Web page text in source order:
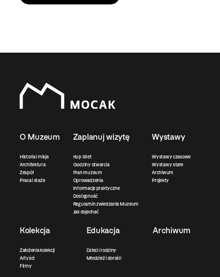
O Muzeum
Historia i misja
Architektura
Zespół
Praca i staże
Zaplanuj wizytę
Kup bilet
Godziny otwarcia
Plan muzeum
Oprowadzenia
Informacje praktyczne
Dostępność
Regulamin zwiedzania Muzeum
Jak dojechać
Wystawy
Wystawy czasowe
Wystawy stałe
Archiwum
Projekty
Kolekcja
Założenia kolekcji
Artyści
Filmy
Edukacja
Dzieci i rodziny
Młodzież i dorośli
Archiwum